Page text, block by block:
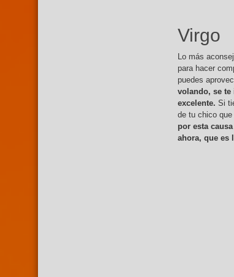
Virgo
Lo más
para hacer
puedes
volando, se te
excelente. Si
de tu chico
por esta
ahora, que es